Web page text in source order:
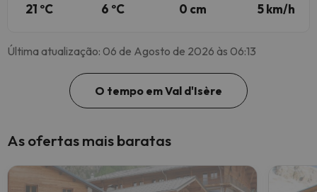
21 ºC 6 ºC 0 cm 5 km/h
Última atualização: 06 de Agosto de 2026 às 06:13
O tempo em Val d'Isère
As ofertas mais baratas